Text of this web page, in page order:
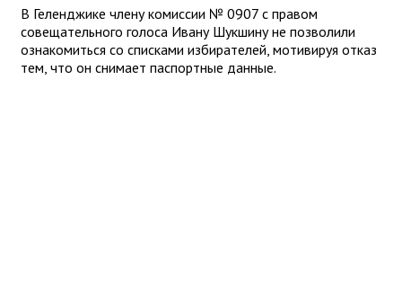
В Геленджике члену комиссии № 0907 с правом
совещательного голоса Ивану Шукшину не позволили
ознакомиться со списками избирателей, мотивируя отказ
тем, что он снимает паспортные данные.